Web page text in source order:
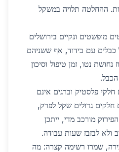
ההחלטה תלויה במשקל
מופשטים ונקיים בירושלים
עם בידוד, אף ששניהם
נטו, זמן טיפול וסיכון
חלקי פלסטיק וברגים אינם
חלקים גדולים שקל לפרק,
מורכב מדי, ייתכן
ולא לבזבז שעות עבודה.
שמרו רשימה קצרה: מה